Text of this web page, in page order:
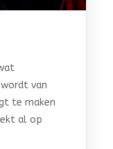
van
te maken
al op